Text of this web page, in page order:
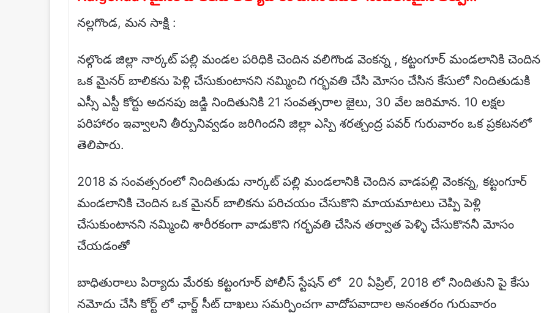
నల్లగొండ, మన సాక్షి :
నల్గొండ జిల్లా నార్కట్ పల్లి మండల పరిధికి చెందిన వలిగొండ వెంకన్న , కట్టంగూర్ మండలానికి చెందిన
ఒక మైనర్ బాలికను పెళ్లి చేసుకుంటానని నమ్మించి గర్భవతి చేసి మోసం చేసిన కేసులో నిందితుడుకి
ఎస్సీ ఎస్టీ కోర్టు అదనపు జడ్జి నిందితునికి 21 సంవత్సరాల జైలు, 30 వేల జరిమాన. 10 లక్షల
పరిహారం ఇవ్వాలని తీర్పునివ్వడం జరిగిందని జిల్లా ఎస్పి శరత్చంద్ర పవర్ గురువారం ఒక ప్రకటనలో
తెలిపారు.
2018 వ సంవత్సరంలో నిందితుడు నార్కట్ పల్లి మండలానికి చెందిన వాడపల్లి వెంకన్న, కట్టంగూర్
మండలానికి చెందిన ఒక మైనర్ బాలికను పరిచయం చేసుకొని మాయమాటలు చెప్పి పెళ్లి
చేసుకుంటానని నమ్మించి శారీరకంగా వాడుకొని గర్భవతి చేసిన తర్వాత పెళ్ళి చేసుకొననీ మోసం
చేయడంతో
బాధితురాలు పిర్యాదు మేరకు కట్టంగూర్ పోలీస్ స్టేషన్ లో 20 ఏప్రిల్, 2018 లో నిందితుని పై కేసు
నమోదు చేసి కోర్ట్ లో ఛార్జ్ సీట్ దాఖలు సమర్పించగా వాదోపవాదాల అనంతరం గురువారం